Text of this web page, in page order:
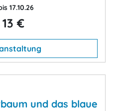
17.10.26
13 €
und das blaue